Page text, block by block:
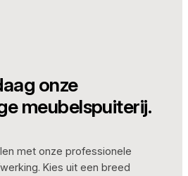
onze
meubelspuiterij.
met onze professionele
Kies uit een breed